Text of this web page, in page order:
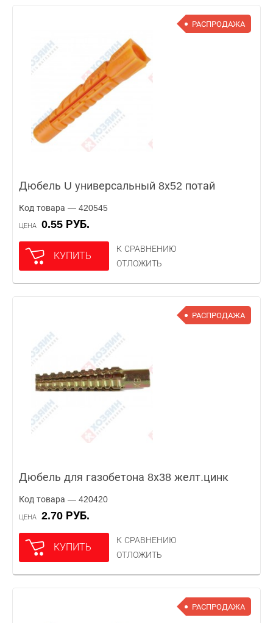
РАСПРОДАЖА
Дюбель U универсальный 8х52 потай
Код товара — 420545
ЦЕНА 0.55 РУБ.
КУПИТЬ
К СРАВНЕНИЮ
ОТЛОЖИТЬ
РАСПРОДАЖА
Дюбель для газобетона 8х38 желт.цинк
Код товара — 420420
ЦЕНА 2.70 РУБ.
КУПИТЬ
К СРАВНЕНИЮ
ОТЛОЖИТЬ
РАСПРОДАЖА